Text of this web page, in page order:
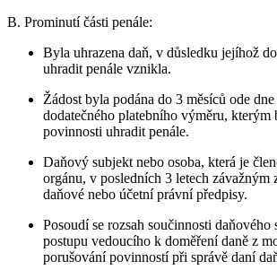
B. Prominutí části penále:
Byla uhrazena daň, v důsledku jejíhož
uhradit penále vznikla.
Žádost byla podána do 3 měsíců ode
dodatečného platebního výměru,
povinnosti uhradit penále.
Daňový subjekt nebo osoba, která je
orgánu, v posledních 3 letech závažným
daňové nebo účetní právní předpisy.
Posoudí se rozsah součinnosti daňového
postupu vedoucího k doměření daně z
porušování povinností při správě daní